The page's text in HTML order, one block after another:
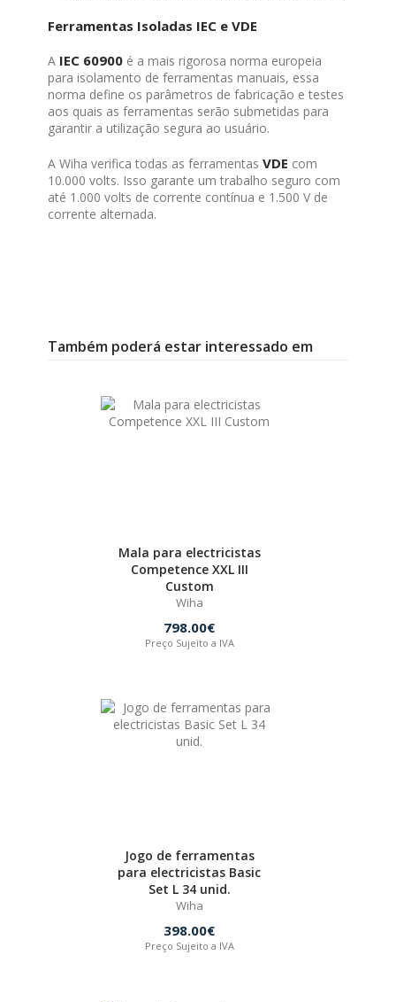
Ferramentas Isoladas IEC e VDE
A IEC 60900 é a mais rigorosa norma europeia
para isolamento de ferramentas manuais, essa
norma define os parâmetros de fabricação e testes
aos quais as ferramentas serão submetidas para
garantir a utilização segura ao usuário.
A Wiha verifica todas as ferramentas VDE com
10.000 volts. Isso garante um trabalho seguro com
até 1.000 volts de corrente contínua e 1.500 V de
corrente alternada.
Também poderá estar interessado em
Mala para electricistas
Competence XXL III
Custom
Wiha
798.00€
Preço Sujeito a IVA
Jogo de ferramentas
para electricistas Basic
Set L 34 unid.
Wiha
398.00€
Preço Sujeito a IVA